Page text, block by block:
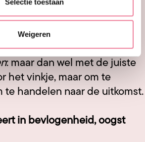
Weigeren
te maken.
voor de mens achter
: maar dan wel met de juiste
het vinkje, maar om te
te handelen naar de uitkomst.
in bevlogenheid, oogst